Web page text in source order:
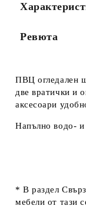
Ревюта
ПВЦ огледален
две вратички и
аксесоари
Напълно водо- и
* В раздел
мебели от тази